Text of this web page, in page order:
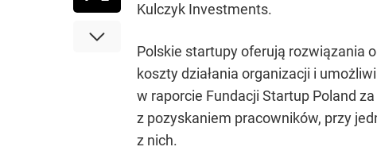
Kulczyk Investments.
Polskie startupy oferują rozwiązania
koszty działania organizacji i
w raporcie Fundacji Startup Poland
z pozyskaniem pracowników, przy
z nich.